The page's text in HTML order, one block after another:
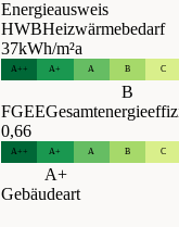
Energieausweis
HWBHeizwärmebedarf
37kWh/m²a
A++ A+ A B C
B
FGEE
0,66
A++ A+ A B C
A+
Gebäudeart